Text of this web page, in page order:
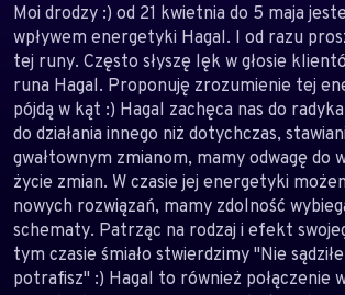
Moi drodzy :) od 21 kwietnia do 5 maja
wpływem energetyki Hagal. I od razu
tej runy. Często słyszę lęk w głosie
runa Hagal. Proponuję zrozumienie tej
pójdą w kąt :) Hagal zachęca nas do
do działania innego niż dotychczas,
gwałtownym zmianom, mamy odwagę do
życie zmian. W czasie jej energetyki
nowych rozwiązań, mamy zdolność
schematy. Patrząc na rodzaj i efekt
tym czasie śmiało stwierdzimy "Nie
potrafisz" :) Hagal to również połączenie